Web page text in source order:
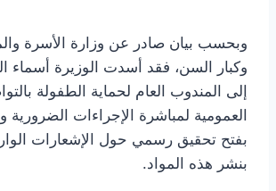
وبحسب بيان صادر عن وزارة الأسرة
وكبار السن، فقد أسدت الوزيرة أسماء
إلى المندوب العام لحماية الطفولة
العمومية لمباشرة الإجراءات
بفتح تحقيق رسمي حول الإشعارات
بنشر هذه المواد.